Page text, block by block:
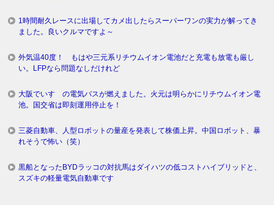
1時間耐久レースに出場してカメ出したらスーパーワンの実力が解ってき
ました。良いクルマですよ～
外気温40度！ もはや三元系リチウムイオン電池だと充電も放電も厳し
い。LFPなら問題なしだけれど
大阪でいすゞの電気バスが燃えました。火元は明らかにリチウムイオン電
池。国交省は即刻運用停止を！
三菱自動車、人型ロボットの量産を発表して株価上昇。中国ロボット、暴
れそうで怖い（笑）
黒船となったBYDラッコの対抗馬はダイハツの低コストハイブリッドと、
スズキの軽量電気自動車です